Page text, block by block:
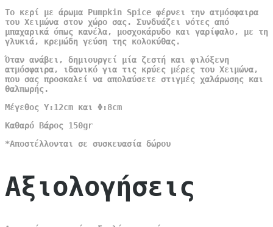
Το κερί με άρωμα Pumpkin Spice φέρνει την ατμόσφαιρα
του Χειμώνα στον χώρο σας. Συνδυάζει νότες από
μπαχαρικά όπως κανέλα, μοσχοκάρυδο και γαρίφαλο, με τη
γλυκιά, κρεμώδη γεύση της κολοκύθας.
Όταν ανάβει, δημιουργεί μία ζεστή και φιλόξενη
ατμόσφαιρα, ιδανικό για τις κρύες μέρες του Χειμώνα,
που σας προσκαλεί να απολαύσετε στιγμές χαλάρωσης και
θαλπωρής.
Μέγεθος Υ:12cm και Φ:8cm
Καθαρό Βάρος 150gr
*Αποστέλλονται σε συσκευασία δώρου
Αξιολογήσεις